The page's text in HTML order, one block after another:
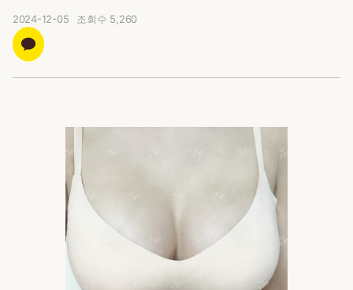
2024-12-05 조회수 5,260